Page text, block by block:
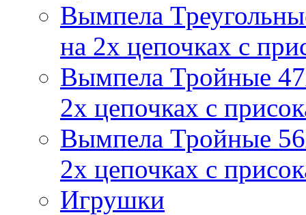
Вымпела
на 2х цепочках с
Вымпела Тройные
2х цепочках с
Вымпела Тройные
2х цепочках с
Игрушки